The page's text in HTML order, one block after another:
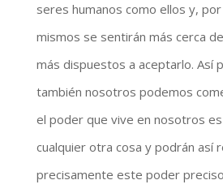
seres humanos como ellos y,
mismos se sentirán más cerca
más dispuestos a aceptarlo. Así
también nosotros podemos
el poder que vive en nosotros
cualquier otra cosa y podrán así
precisamente este poder